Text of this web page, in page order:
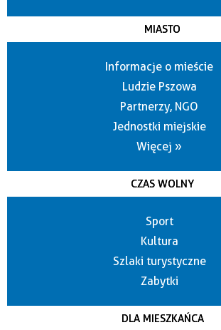
MIASTO
Informacje o mieście
Ludzie Pszowa
Partnerzy, NGO
Jednostki miejskie
Więcej »
CZAS WOLNY
Sport
Kultura
Szlaki turystyczne
Zabytki
DLA MIESZKAŃCA